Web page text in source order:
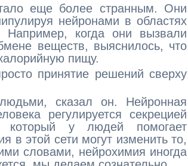
еще более странным. Они
нейронами в областях
Например, когда они вызвали
веществ, выяснилось, что
пищу.
принятие решений сверху
сказал он. Нейронная
регулируется секрецией
который у людей помогает
в этой сети могут изменить то,
словами, нейрохимия иногда